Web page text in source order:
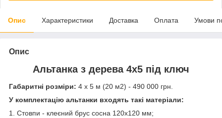
Опис Характеристики Доставка Оплата Умови
Опис
Альтанка з дерева 4х5 під ключ
Габаритні розміри: 4 х 5 м (20 м2) - 490 000 грн.
У комплектацію альтанки входять такі матеріали:
1. Стовпи - клеєний брус сосна 120х120 мм;